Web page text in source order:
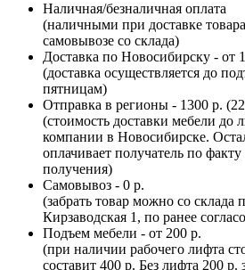
Наличная/безналичная оплата
(наличными при доставке
самовывозе со склада)
Доставка по Новосибирску - от
(доставка осуществляется до
пятницам)
Отправка в регионы - 1300 р.
(стоимость доставки мебели до
компании в Новосибирске.
оплачивает получатель по
получения)
Самовывоз - 0 р.
(забрать товар можно со склада
Кирзаводская 1, по ранее
Подъем мебели - от 200 р.
(при наличии рабочего лифта
составит 400 р. Без лифта 200